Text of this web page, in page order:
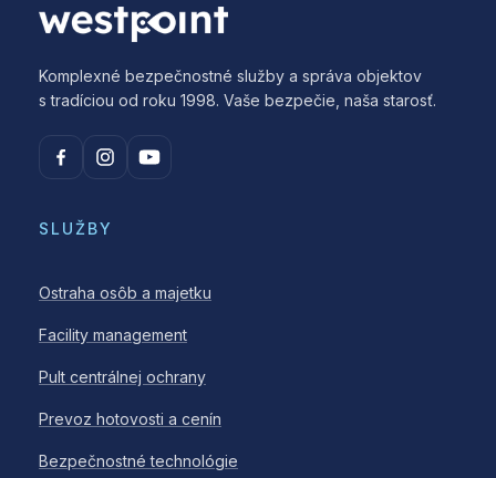
Komplexné bezpečnostné služby a správa objektov
s tradíciou od roku 1998. Vaše bezpečie, naša starosť.
SLUŽBY
Ostraha osôb a majetku
Facility management
Pult centrálnej ochrany
Prevoz hotovosti a cenín
Bezpečnostné technológie